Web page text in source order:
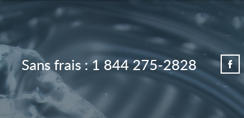
Sans frais :1 844 275-2828